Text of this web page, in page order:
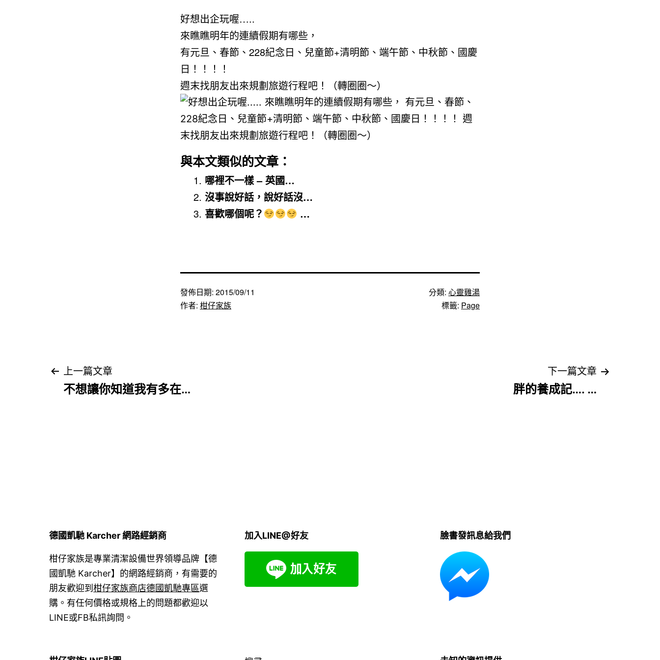
好想出企玩喔…..
來瞧瞧明年的連續假期有哪些，
有元旦、春節、228紀念日、兒童節+清明節、端午節、中秋節、國慶
日！！！！
週末找朋友出來規劃旅遊行程吧！（轉圈圈～）
與本文類似的文章：
哪裡不一樣 – 英國…
沒事說好話，說好話沒…
喜歡哪個呢？
…
發佈日期: 2015/09/11
作者: 柑仔家族
分類: 心靈雞湯
標籤: Page
文上一篇文章
不想讓你知道我有多在…
下一篇文章
胖的養成記…. …
德國凱馳 Karcher 網路經銷商
柑仔家族是專業清潔設備世界領導品牌【德
國凱馳 Karcher】的網路經銷商，有需要的
朋友歡迎到 柑仔家族商店德國凱馳專區選
購。有任何價格或規格上的問題都歡迎以
LINE或FB私訊詢問。
加入LINE@好友 臉書發訊息給我們